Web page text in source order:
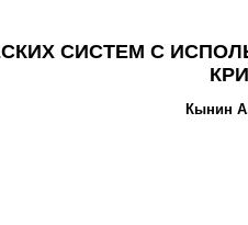
СИСТЕМ С
Кынин